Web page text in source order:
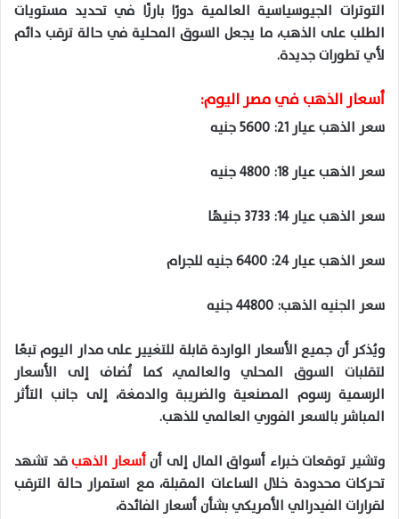
التوترات الجيوسياسيةالعالمية دورًا بارزًا في تحديد مستويات
الطلب على الذهب، ما يجعل السوق المحلية في حالة ترقب دائم
لأي تطورات جديدة.
أسعار الذهبفيمصر اليوم:
سعر الذهب عيار21
:
5600جنيه
سعر الذهب عيار18
:
4800جنيه
سعر الذهب عيار14
:
3733 جنيهًا
سعر الذهب عيار24
:
6400جنيه للجرام
سعر الجنيه الذهب: 44800جنيه
ويُذكر أن جميع الأسعار الواردة قابلة للتغيير على مدار اليوم تبعًا
لتقلبات السوق المحلي والعالمي، كماتُضاف إلى الأسعار
الرسمية رسوم المصنعية والضريبة والدمغة، إلى جانب التأثر
المباشر بالسعر الفوري العالمي للذهب.
وتشير توقعات خبراء أسواق المال إلى أنأسعار الذهبقد تشهد
تحركات محدودة خلال الساعات المقبلة، مع استمرار حالة الترقب
لقرارات الفيدرالي الأمريكي بشأن أسعار الفائدة،